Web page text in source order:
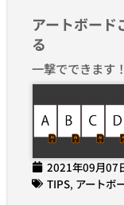
アートボード
る
一撃でできます！
2021年09月07
TIPS, アートボ